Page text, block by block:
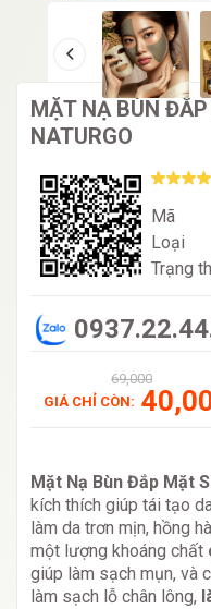
MẶT NẠ BÙN
NATURGO
Mã
Loại
Trạng
69,000
GIÁ CHỈ CÒN:
Mặt Nạ Bùn Đắp Mặt
kích thích giúp tái tạo
làm da trơn mịn, hồng
một lượng khoáng chất
giúp làm sạch mụn, và
làm sạch lỗ chân lông,